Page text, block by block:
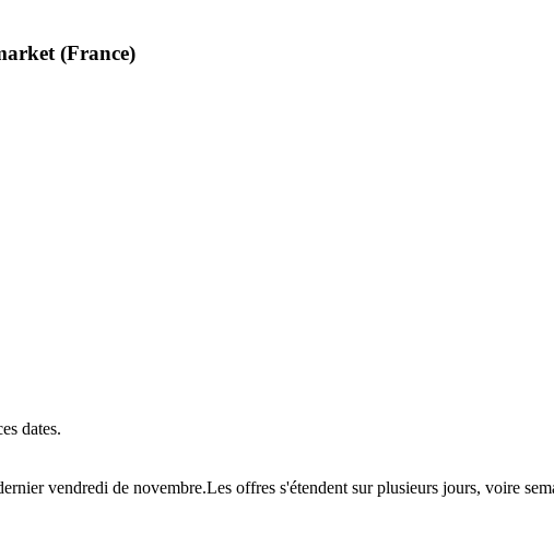
(France)
dates.
vendredi de novembre.Les offres s'étendent sur plusieurs jours, voire